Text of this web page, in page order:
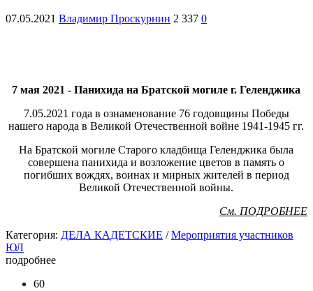
07.05.2021 Владимир Проскурнин 2 337 0
7 мая 2021 - Панихида на Братской могиле г. Геленджика
7.05.2021 года в ознаменование 76 годовщины Победы
нашего народа в Великой Отечественной войне 1941-1945 гг.
На Братской могиле Старого кладбища Геленджика была
совершена панихида и возложение цветов в память о
погибших вождях, воинах и мирных жителей в период
Великой Отечественной войны.
См. ПОДРОБНЕЕ
Категория: ДЕЛА КАДЕТСКИЕ /Мероприятия участников
ЮЛ
подробнее
60